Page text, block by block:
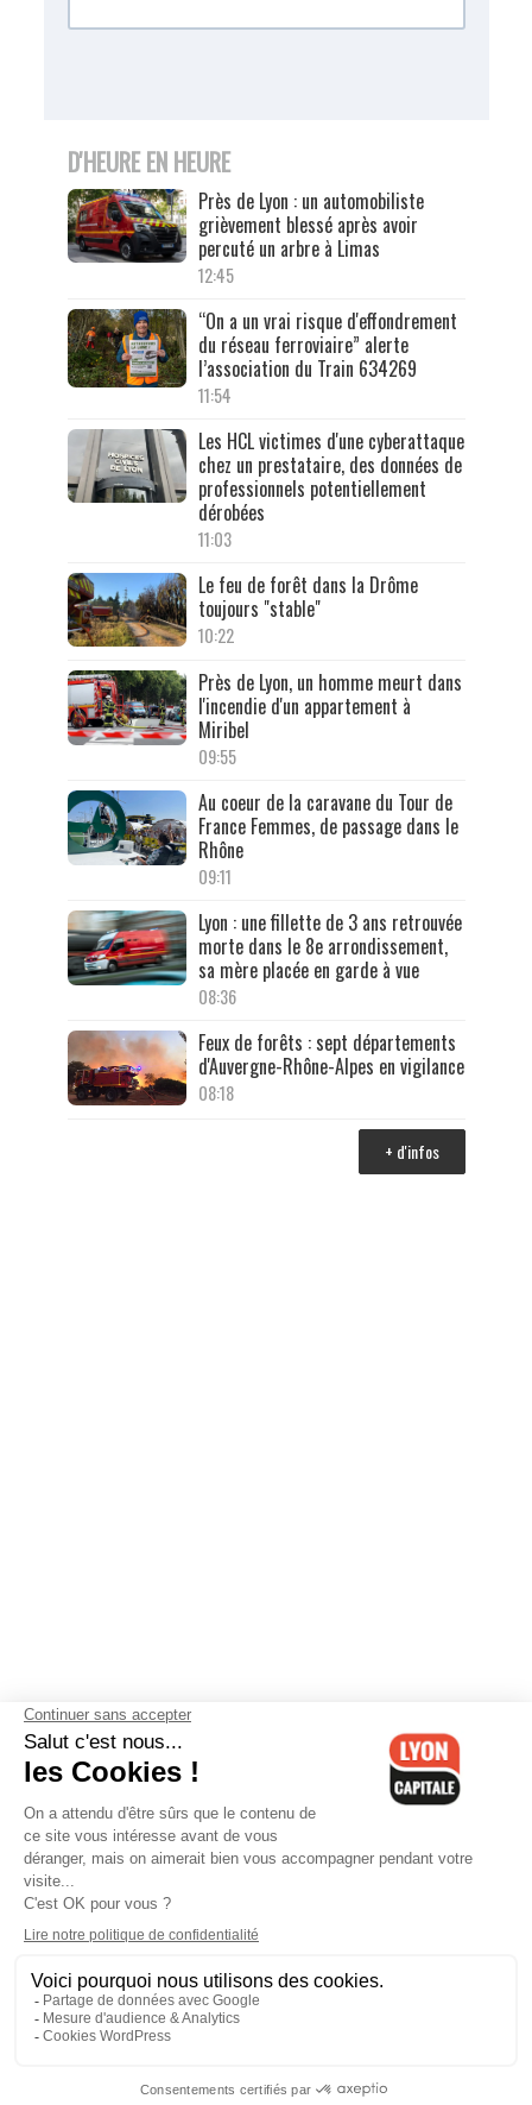
D'HEURE EN HEURE
Près de Lyon : un automobiliste
grièvement blessé après avoir
percuté un arbre à Limas
12:45
“On a un vrai risque d'effondrement
du réseau ferroviaire” alerte
l’association du Train 634269
11:54
Les HCL victimes d'une cyberattaque
chez un prestataire, des données de
professionnels potentiellement
dérobées
11:03
Le feu de forêt dans la Drôme
toujours "stable"
10:22
Près de Lyon, un homme meurt dans
l'incendie d'un appartement à
Miribel
09:55
Au coeur de la caravane du Tour de
France Femmes, de passage dans le
Rhône
09:11
Lyon : une fillette de 3 ans retrouvée
morte dans le 8e arrondissement,
sa mère placée en garde à vue
08:36
Feux de forêts : sept départements
d'Auvergne-Rhône-Alpes en vigilance
08:18
+ d'infos
Contactez-nous-Mentions légales-CGV-Politique de
confidentialité-Gestion des cookies